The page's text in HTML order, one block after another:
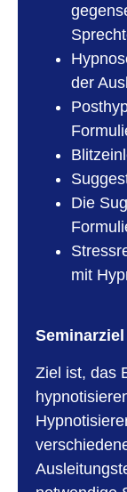
der
Die
mit
Seminarziel
Ziel ist, das